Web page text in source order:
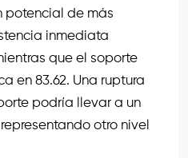
potencial de más
inmediata
que el soporte
en 83.62. Una ruptura
podría llevar a un
otro nivel